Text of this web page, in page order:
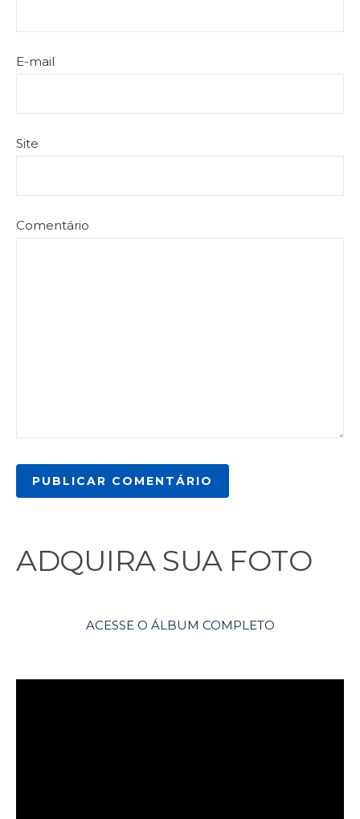
E-mail
Site
Comentário
ADQUIRA SUA FOTO
ACESSE O ÁLBUM COMPLETO